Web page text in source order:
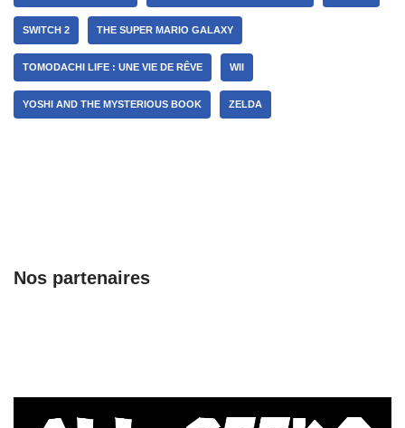
SWITCH 2 THE SUPER MARIO GALAXY
TOMODACHI LIFE : UNE VIE DE RÊVE WII
YOSHI AND THE MYSTERIOUS BOOK ZELDA
Nos partenaires